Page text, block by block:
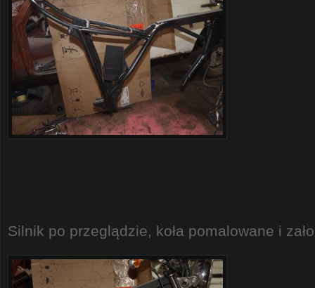
Silnik po przeglądzie, koła pomalowane i